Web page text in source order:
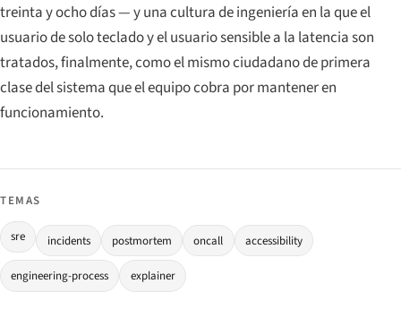
treinta y ocho días — y una cultura de ingeniería en la que el
usuario de solo teclado y el usuario sensible a la latencia son
tratados, finalmente, como el mismo ciudadano de primera
clase del sistema que el equipo cobra por mantener en
funcionamiento.
TEMAS
sre incidents postmortem oncall accessibility
engineering-process explainer